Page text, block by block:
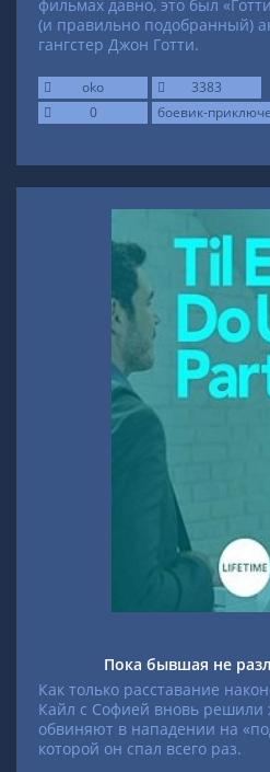
фильмах давно, это был
(и правильно подобранный)
гангстер Джон Готти.
oko
3383
0
боевик-
Пока бывшая не
Как только расставание
Кайл с Софией вновь решили
обвиняют в нападении на
которой он спал всего раз.